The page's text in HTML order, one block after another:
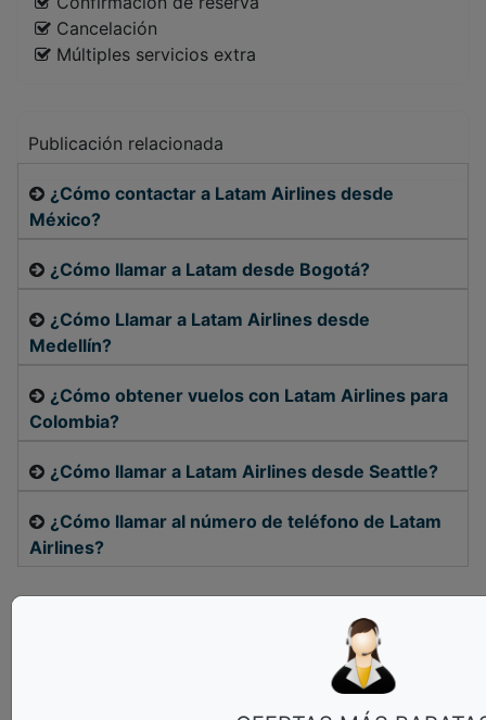
Cancelación
Múltiples servicios extra
Publicación relacionada
¿Cómo contactar a Latam Airlines desde
México?
¿Cómo llamar a Latam desde Bogotá?
¿Cómo Llamar a Latam Airlines desde
Medellín?
¿Cómo obtener vuelos con Latam Airlines para
Colombia?
¿Cómo llamar a Latam Airlines desde Seattle?
¿Cómo llamar al número de teléfono de Latam
Airlines?
independiente. NO estamos afiliados ni respaldados por Airlines. No
nos responsabilizamos por errores, cancelaciones, daños o
incumplimientos derivados de aerolíneas, hoteles u otros
proveedores, ni por causas de fuerza mayor. Toda disputa de